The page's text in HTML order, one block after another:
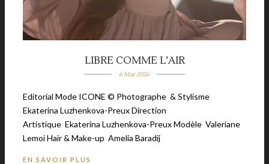
LIBRE COMME L’AIR
6 Mar 2026
Editorial Mode ICONE © Photographe & Stylisme
Ekaterina Luzhenkova-Preux Direction
Artistique Ekaterina Luzhenkova-Preux Modèle Valeriane
Lemoi Hair & Make-up Amelia Baradij
EN SAVOIR PLUS